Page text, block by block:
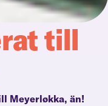
till
Meyerløkka, än!